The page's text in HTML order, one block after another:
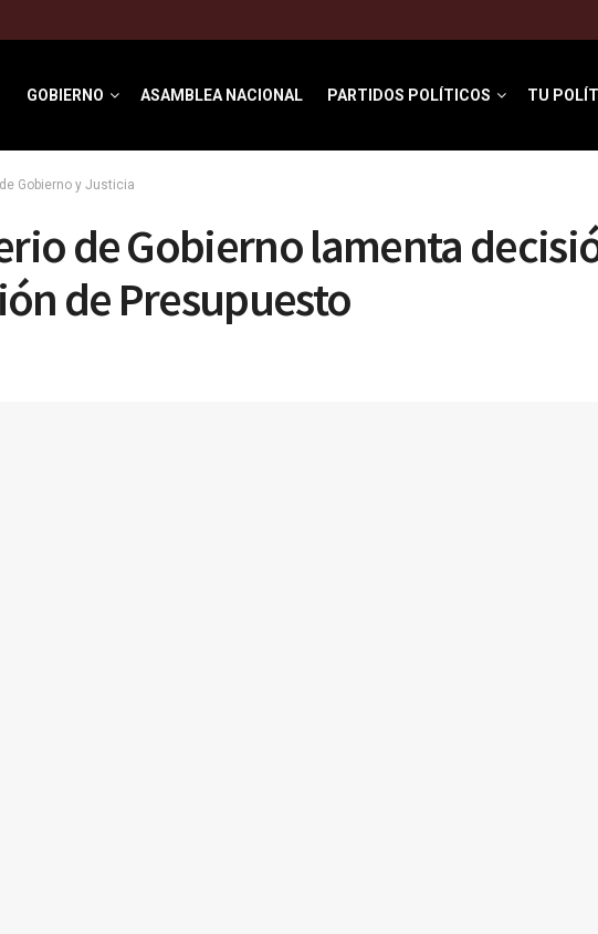
GOBIERNO ASAMBLEA NACIONAL PARTIDOS POLÍTICOS TU
Gobierno y Justicia
de Gobierno lamenta
de Presupuesto